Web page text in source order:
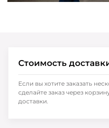
Стоимость
Если вы хотите заказать
сделайте заказ через
доставки.